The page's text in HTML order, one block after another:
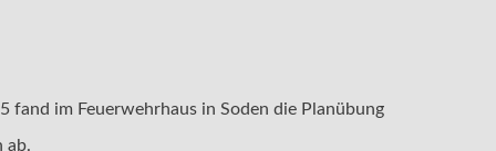
fand im Feuerwehrhaus in Soden die Planübung
ab.